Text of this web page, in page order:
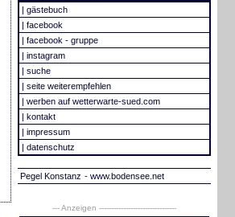
| gästebuch
| facebook
| facebook - gruppe
| instagram
| suche
| seite weiterempfehlen
| werben auf wetterwarte-sued.com
| kontakt
| impressum
| datenschutz
Pegel Konstanz - www.bodensee.net
--- Anzeigen --------------------------------